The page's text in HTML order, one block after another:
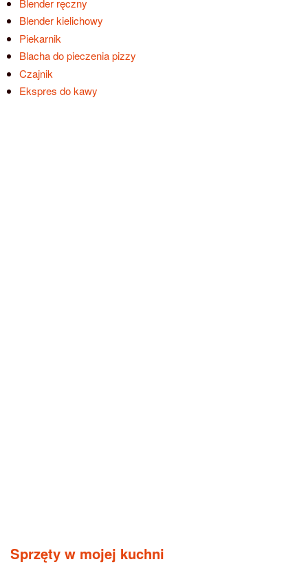
Blender ręczny
Blender kielichowy
Piekarnik
Blacha do pieczenia pizzy
Czajnik
Ekspres do kawy
Sprzęty w mojej kuchni